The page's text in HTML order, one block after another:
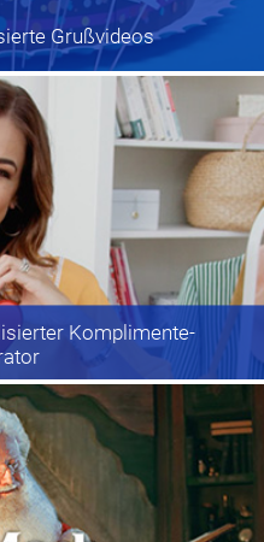
Grußvideos
Komplimente-